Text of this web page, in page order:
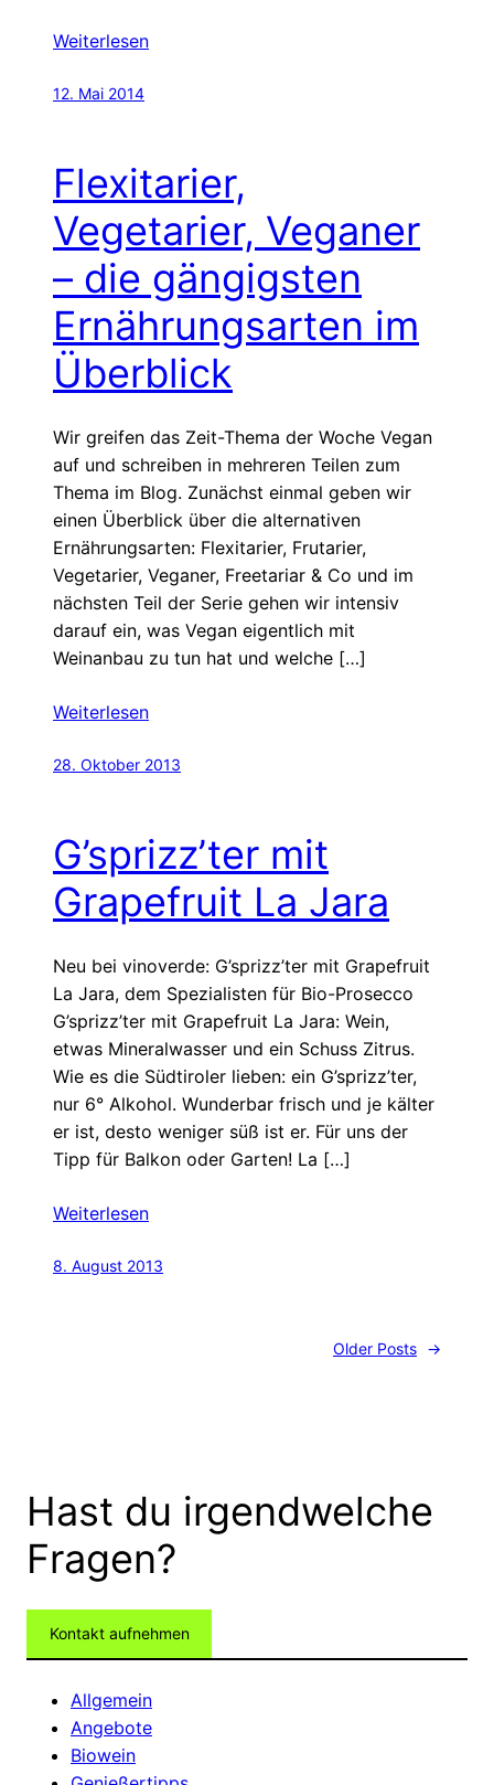
Weiterlesen
12. Mai 2014
Flexitarier,
Vegetarier, Veganer
– die gängigsten
Ernährungsarten im
Überblick
Wir greifen das Zeit-Thema der Woche Vegan
auf und schreiben in mehreren Teilen zum
Thema im Blog. Zunächst einmal geben wir
einen Überblick über die alternativen
Ernährungsarten: Flexitarier, Frutarier,
Vegetarier, Veganer, Freetariar & Co und im
nächsten Teil der Serie gehen wir intensiv
darauf ein, was Vegan eigentlich mit
Weinanbau zu tun hat und welche […]
Weiterlesen
28. Oktober 2013
G’sprizz’ter mit
Grapefruit La Jara
Neu bei vinoverde: G’sprizz’ter mit Grapefruit
La Jara, dem Spezialisten für Bio-Prosecco
G’sprizz’ter mit Grapefruit La Jara: Wein,
etwas Mineralwasser und ein Schuss Zitrus.
Wie es die Südtiroler lieben: ein G’sprizz’ter,
nur 6° Alkohol. Wunderbar frisch und je kälter
er ist, desto weniger süß ist er. Für uns der
Tipp für Balkon oder Garten! La […]
Weiterlesen
8. August 2013
Older Posts →
Hast du irgendwelche
Fragen?
Kontakt aufnehmen
Allgemein
Angebote
Biowein